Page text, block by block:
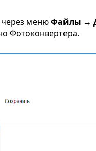
менюФайлы →
Фотоконвертера.